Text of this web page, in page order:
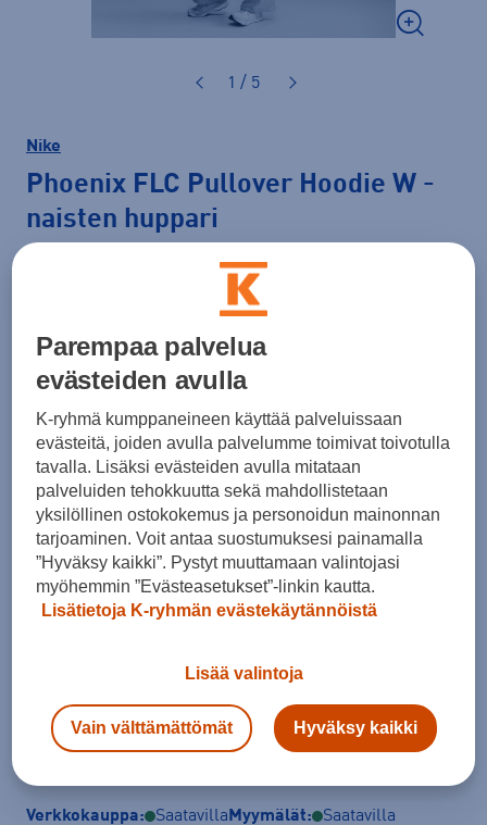
1 / 5
Nike
Phoenix FLC Pullover Hoodie W -
naisten huppari
Koko
XS S M L XL XXL
Kokotaulukko
Lisää ostoskoriin
Verkkokauppa: Saatavilla Myymälät: Saatavilla
Parempaa palvelua
evästeiden avulla
K-ryhmä kumppaneineen käyttää palveluissaan
evästeitä, joiden avulla palvelumme toimivat toivotulla
tavalla. Lisäksi evästeiden avulla mitataan
palveluiden tehokkuutta sekä mahdollistetaan
yksilöllinen ostokokemus ja personoidun mainonnan
tarjoaminen. Voit antaa suostumuksesi painamalla
”Hyväksy kaikki”. Pystyt muuttamaan valintojasi
myöhemmin ”Evästeasetukset”-linkin kautta.
Lisätietoja K-ryhmän evästekäytännöistä
Lisää valintoja
Vain välttämättömät Hyväksy kaikki